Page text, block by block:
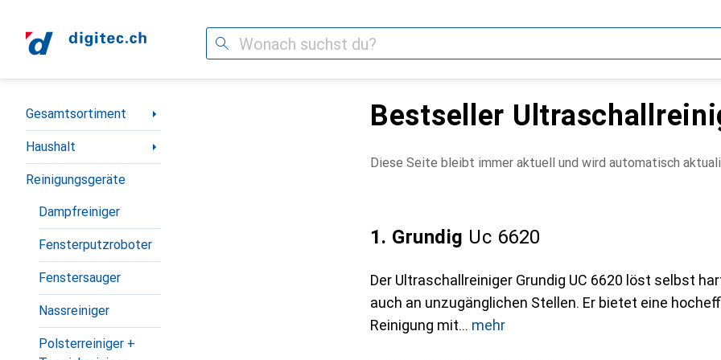
Suche
Navigation nach Kategorien
Gesamtsortiment
Haushalt
Reinigungsgeräte
Dampfreiniger
Fensterputzroboter
Fenstersauger
Nassreiniger
Polsterreiniger +
Bestseller
Diese Seite bleibt immer aktuell und wird automatisch
1. Grundig Uc 6620
Der Ultraschallreiniger Grundig UC 6620 löst selbst
auch an unzugänglichen Stellen. Er bietet eine
Reinigung mit
mehr